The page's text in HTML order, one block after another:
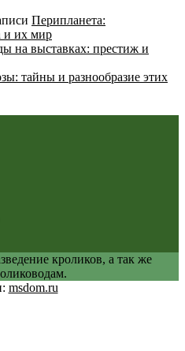
Перипланета:
и их мир
на выставках: престиж и
тайны и разнообразие этих
кроликов, а так же
msdom.ru